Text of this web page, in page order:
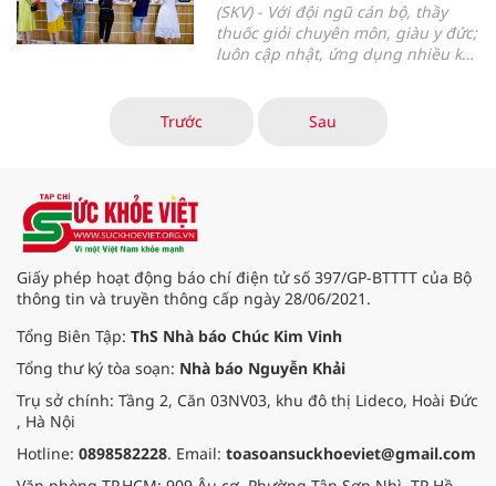
(SKV) - Với đội ngũ cán bộ, thầy
thuốc giỏi chuyên môn, giàu y đức;
luôn cập nhật, ứng dụng nhiều kỹ
trong điều trị hiếm muộn
Trước Sau
Giấy phép hoạt động báo chí điện tử số 397/GP-BTTTT của Bộ
thông tin và truyền thông cấp ngày 28/06/2021.
Tổng Biên Tập: ThS Nhà báo Chúc Kim Vinh
Tổng thư ký tòa soạn: Nhà báo Nguyễn Khải
Trụ sở chính: Tầng 2, Căn 03NV03, khu đô thị Lideco, Hoài Đức
, Hà Nội
Hotline: 0898582228. Email: toasoansuckhoeviet@gmail.com